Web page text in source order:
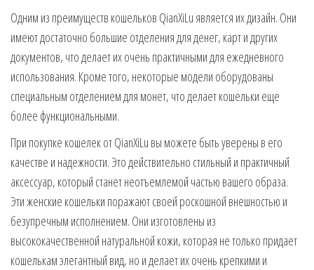
Одним из преимуществ кошельков QianXiLu является их дизайн. Они
имеют достаточно большие отделения для денег, карт и других
документов, что делает их очень практичными для ежедневного
использования. Кроме того, некоторые модели оборудованы
специальным отделением для монет, что делает кошельки еще
более функциональными.
При покупке кошелек от QianXiLu вы можете быть уверены в его
качестве и надежности. Это действительно стильный и практичный
аксессуар, который станет неотъемлемой частью вашего образа.
Эти женские кошельки поражают своей роскошной внешностью и
безупречным исполнением. Они изготовлены из
высококачественной натуральной кожи, которая не только придает
кошелькам элегантный вид, но и делает их очень крепкими и